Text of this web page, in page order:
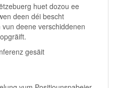
huet dozou ee
deen déi bescht
deene verschiddenen
gesäit